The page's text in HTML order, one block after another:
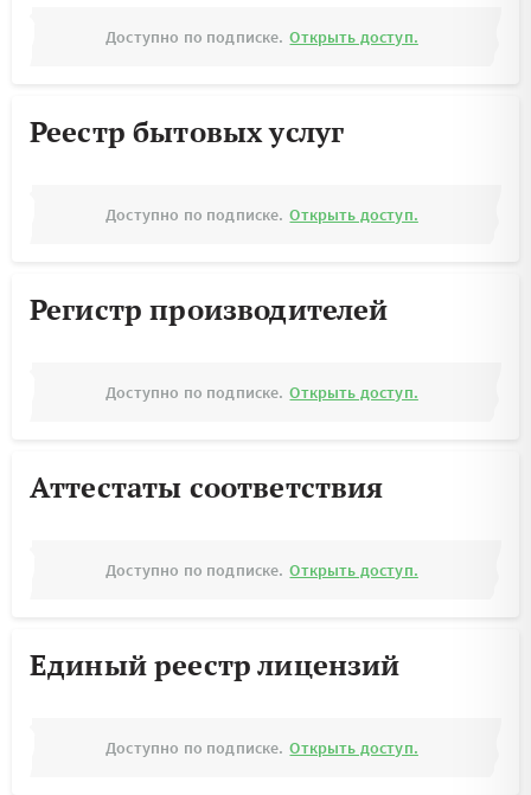
Доступно по подписке. Открыть доступ.
Реестр бытовых услуг
Доступно по подписке. Открыть доступ.
Регистр производителей
Доступно по подписке. Открыть доступ.
Аттестаты соответствия
Доступно по подписке. Открыть доступ.
Единый реестр лицензий
Доступно по подписке. Открыть доступ.